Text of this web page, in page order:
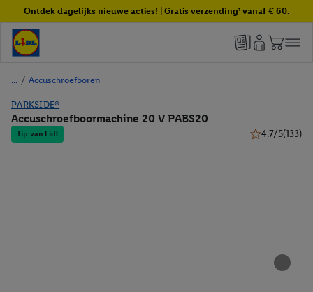
Ontdek dagelijks nieuwe acties! | Gratis verzending¹ vanaf € 60.
/ Accuschroefboren
PARKSIDE®
Accuschroefboormachine 20 V PABS20
Tip van Lidl 4.7/5(133)